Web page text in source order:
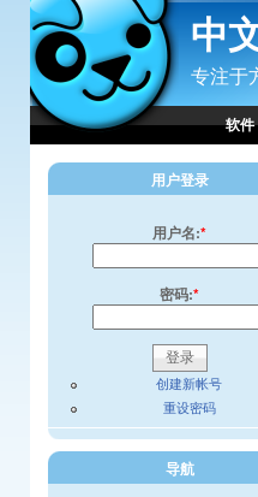
Skip to Content
中
专注于
软件
用户登录
用户名:*
密码:*
创建新帐号
重设密码
导航